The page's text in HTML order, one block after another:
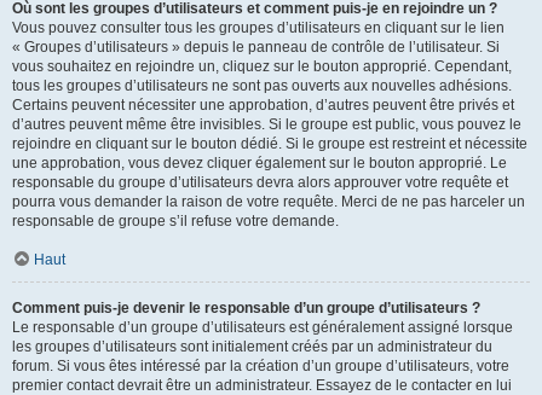
Où sont les groupes d’utilisateurs et comment puis-je en rejoindre un ?
Vous pouvez consulter tous les groupes d’utilisateurs en cliquant sur le lien
« Groupes d’utilisateurs » depuis le panneau de contrôle de l’utilisateur. Si
vous souhaitez en rejoindre un, cliquez sur le bouton approprié. Cependant,
tous les groupes d’utilisateurs ne sont pas ouverts aux nouvelles adhésions.
Certains peuvent nécessiter une approbation, d’autres peuvent être privés et
d’autres peuvent même être invisibles. Si le groupe est public, vous pouvez le
rejoindre en cliquant sur le bouton dédié. Si le groupe est restreint et nécessite
une approbation, vous devez cliquer également sur le bouton approprié. Le
responsable du groupe d’utilisateurs devra alors approuver votre requête et
pourra vous demander la raison de votre requête. Merci de ne pas harceler un
responsable de groupe s’il refuse votre demande.
Haut
Comment puis-je devenir le responsable d’un groupe d’utilisateurs ?
Le responsable d’un groupe d’utilisateurs est généralement assigné lorsque
les groupes d’utilisateurs sont initialement créés par un administrateur du
forum. Si vous êtes intéressé par la création d’un groupe d’utilisateurs, votre
premier contact devrait être un administrateur. Essayez de le contacter en lui